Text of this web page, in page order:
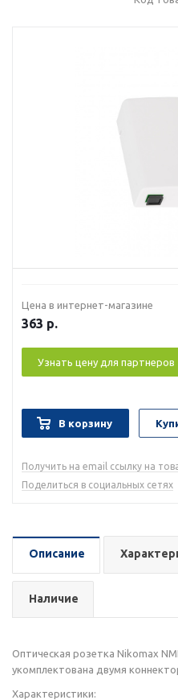
Цена в интернет-магазине
363 р.
Узнать цену для партнеров
В корзину
Получить на email ссылку на
Поделиться в социальных сетях
Описание
Наличие
Оптическая розетка Nikomax
укомплектована двумя
Характеристики: